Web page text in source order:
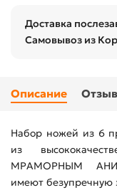
Доставка
Самовывоз из
Описание
Набор ножей из 6
из
МРАМОРНЫМ
имеют безупречную